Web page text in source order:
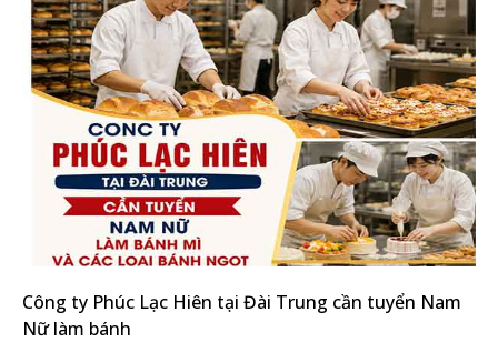
Công ty Phúc Lạc Hiên tại Đài Trung cần tuyển Nam
Nữ làm bánh